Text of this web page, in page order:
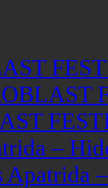
–
Apatrida